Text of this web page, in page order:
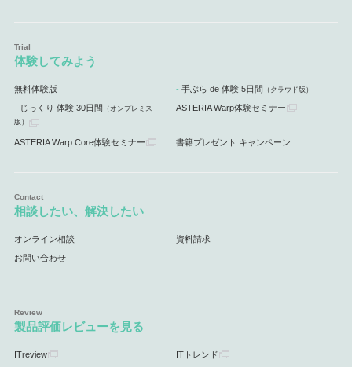
体験してみよう
無料体験版 手ぶら de 体験 5日間 （クラウド版）
じっくり 体験 30日間 （オンプレミス
版）
ASTERIA Warp体験セミナー
ASTERIA Warp Core体験セミナー 書籍プレゼント キャンペーン
相談したい、解決したい
オンライン相談 資料請求
お問い合わせ
製品評価レビューを見る
ITreview ITトレンド